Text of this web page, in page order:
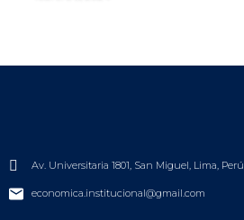
Av. Universitaria 1801, San Miguel, Lima, Perú
economica.institucional@gmail.com